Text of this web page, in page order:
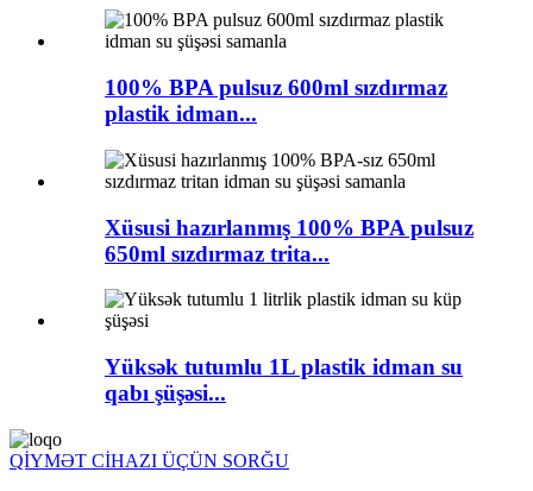
100% BPA pulsuz 600ml sızdırmaz
plastik idman...
Xüsusi hazırlanmış 100% BPA pulsuz
650ml sızdırmaz trita...
Yüksək tutumlu 1L plastik idman su
qabı şüşəsi...
QİYMƏT CİHAZI ÜÇÜN SORĞU